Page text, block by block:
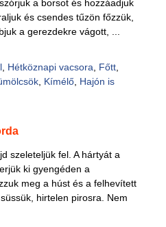
a borsot és hozzáadjuk
és csendes tűzön főzzük,
a gerezdekre vágott, ...
, Hétköznapi vacsora Főtt,
, Kímélő, Hajón is
szeleteljük fel. A hártyát a
ki gyengéden a
meg a húst és a felhevített
hirtelen pirosra. Nem